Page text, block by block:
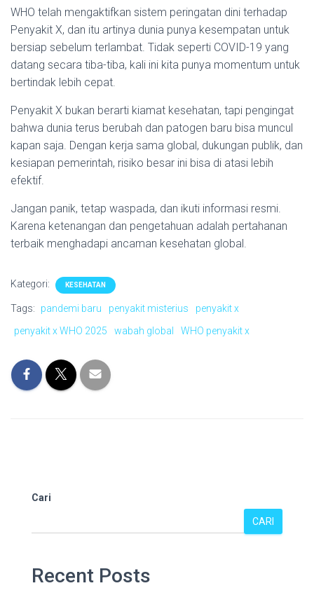
WHO telah mengaktifkan sistem peringatan dini terhadap
Penyakit X, dan itu artinya dunia punya kesempatan untuk
bersiap sebelum terlambat. Tidak seperti COVID-19 yang
datang secara tiba-tiba, kali ini kita punya momentum untuk
bertindak lebih cepat.
Penyakit X bukan berarti kiamat kesehatan, tapi pengingat
bahwa dunia terus berubah dan patogen baru bisa muncul
kapan saja. Dengan kerja sama global, dukungan publik, dan
kesiapan pemerintah, risiko besar ini bisa di atasi lebih
efektif.
Jangan panik, tetap waspada, dan ikuti informasi resmi.
Karena ketenangan dan pengetahuan adalah pertahanan
terbaik menghadapi ancaman kesehatan global.
Kategori: KESEHATAN
Tags: pandemi baru penyakit misterius
penyakit x
penyakit x WHO 2025
wabah global WHO penyakit x
Cari
CARI
Recent Posts